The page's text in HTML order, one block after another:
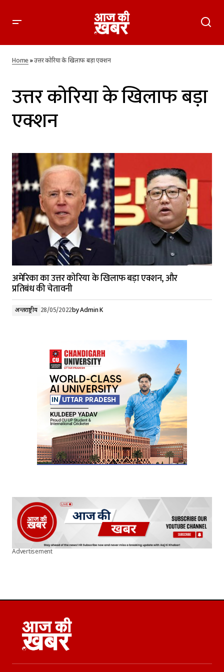
Home»उत्तर कोरिया के खिलाफ बड़ा एक्शन
उत्तर कोरिया के खिलाफ बड़ा
एक्शन
अमेरिका का उत्तर कोरिया के खिलाफ बड़ा एक्शन, और
प्रतिबंध की चेतावनी
अन्तर्राष्ट्रीय 28/05/2022byAdmin K
Advertisement